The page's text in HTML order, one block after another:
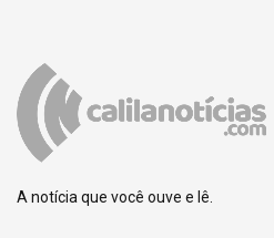
A notícia que você ouve e lê.